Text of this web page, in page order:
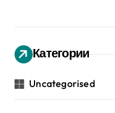
Категории
Uncategorised